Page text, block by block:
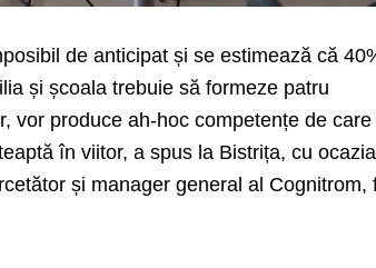
de anticipat și se estimează că
și școala trebuie să formeze patru
vor produce ah-hoc competențe de care
în viitor, a spus la Bistrița, cu
și manager general al Cognitrom,